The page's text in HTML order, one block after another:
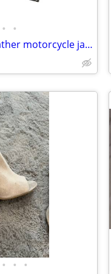
• •
MFG Cyclone Women's leather motorcycle jacket
• • •